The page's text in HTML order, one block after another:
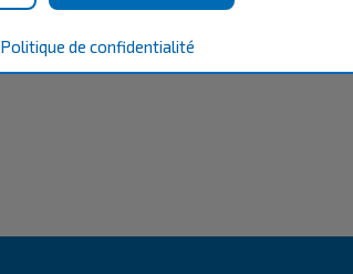
Politique de confidentialité